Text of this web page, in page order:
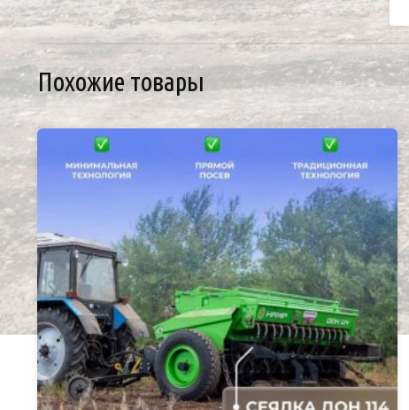
Похожие товары